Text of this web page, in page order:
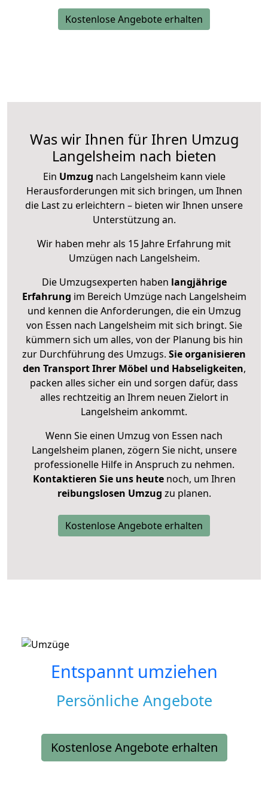
Kostenlose Angebote erhalten
Was wir Ihnen für Ihren Umzug
Langelsheim nach bieten
Ein Umzug nach Langelsheim kann viele
Herausforderungen mit sich bringen, um Ihnen
die Last zu erleichtern – bieten wir Ihnen unsere
Unterstützung an.
Wir haben mehr als 15 Jahre Erfahrung mit
Umzügen nach Langelsheim.
Die Umzugsexperten haben langjährige
Erfahrung im Bereich Umzüge nach Langelsheim
und kennen die Anforderungen, die ein Umzug
von Essen nach Langelsheim mit sich bringt. Sie
kümmern sich um alles, von der Planung bis hin
zur Durchführung des Umzugs. Sie organisieren
den Transport Ihrer Möbel und Habseligkeiten,
packen alles sicher ein und sorgen dafür, dass
alles rechtzeitig an Ihrem neuen Zielort in
Langelsheim ankommt.
Wenn Sie einen Umzug von Essen nach
Langelsheim planen, zögern Sie nicht, unsere
professionelle Hilfe in Anspruch zu nehmen.
Kontaktieren Sie uns heutenoch, um Ihren
reibungslosen Umzug zu planen.
Kostenlose Angebote erhalten
Entspannt umziehen
Persönliche Angebote
Kostenlose Angebote erhalten